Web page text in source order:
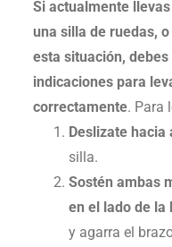
Si actualmente
una silla de ruedas,
esta situación,
indicaciones para
correctamente. Para
Deslizate hacia
silla.
Sostén ambas
en el lado de la
y agarra el